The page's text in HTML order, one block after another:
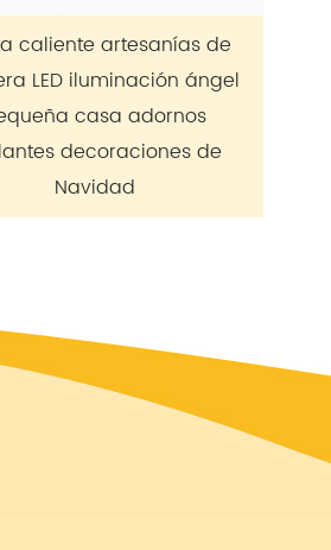
Ventana Decoraciones
navideñas Regalos navideños
Mesa estéreo con luz LED hueca
creativa